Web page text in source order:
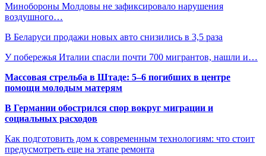
Минобороны Молдовы не зафиксировало нарушения
воздушного…
В Беларуси продажи новых авто снизились в 3,5 раза
У побережья Италии спасли почти 700 мигрантов, нашли и…
Массовая стрельба в Штаде: 5–6 погибших в центре
помощи молодым матерям
В Германии обострился спор вокруг миграции и
социальных расходов
Как подготовить дом к современным технологиям: что стоит
предусмотреть еще на этапе ремонта